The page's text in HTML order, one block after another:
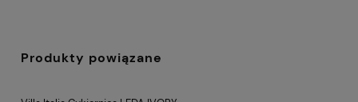
Produkty powiązane